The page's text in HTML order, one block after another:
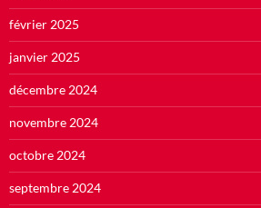
février 2025
janvier 2025
décembre 2024
novembre 2024
octobre 2024
septembre 2024